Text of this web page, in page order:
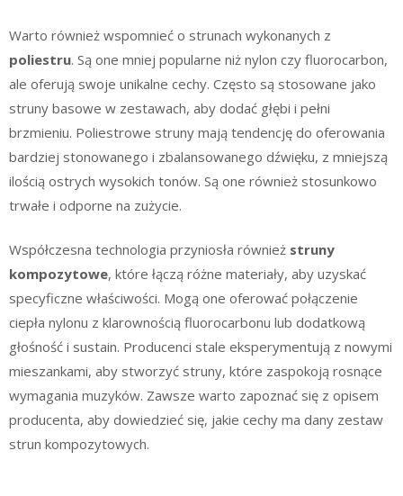
Warto również wspomnieć o strunach wykonanych z
poliestru. Są one mniej popularne niż nylon czy fluorocarbon,
ale oferują swoje unikalne cechy. Często są stosowane jako
struny basowe w zestawach, aby dodać głębi i pełni
brzmieniu. Poliestrowe struny mają tendencję do oferowania
bardziej stonowanego i zbalansowanego dźwięku, z mniejszą
ilością ostrych wysokich tonów. Są one również stosunkowo
trwałe i odporne na zużycie.
Współczesna technologia przyniosła również struny
kompozytowe, które łączą różne materiały, aby uzyskać
specyficzne właściwości. Mogą one oferować połączenie
ciepła nylonu z klarownością fluorocarbonu lub dodatkową
głośność i sustain. Producenci stale eksperymentują z nowymi
mieszankami, aby stworzyć struny, które zaspokoją rosnące
wymagania muzyków. Zawsze warto zapoznać się z opisem
producenta, aby dowiedzieć się, jakie cechy ma dany zestaw
strun kompozytowych.